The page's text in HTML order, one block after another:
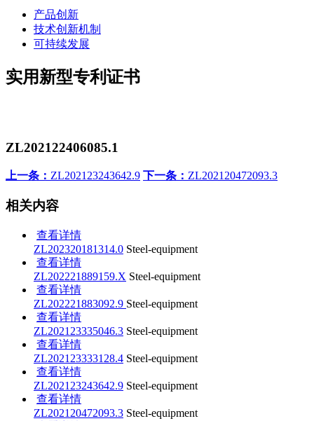
产品创新
技术创新机制
可持续发展
实用新型专利证书
ZL202122406085.1
上一条： ZL202123243642.9 下一条： ZL202120472093.3
相关内容
查看详情
ZL202320181314.0 Steel-equipment
查看详情
ZL202221889159.X Steel-equipment
查看详情
ZL202221883092.9 Steel-equipment
查看详情
ZL202123335046.3 Steel-equipment
查看详情
ZL202123333128.4 Steel-equipment
查看详情
ZL202123243642.9 Steel-equipment
查看详情
ZL202120472093.3 Steel-equipment